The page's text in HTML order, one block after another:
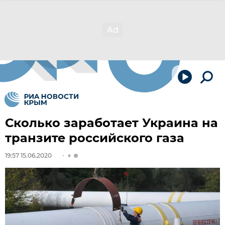
Сколько заработает Украина на
транзите российского газа
19:57 15.06.2020